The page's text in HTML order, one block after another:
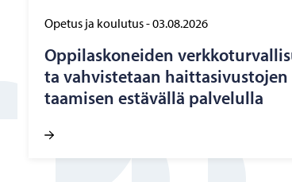
Opetus ja koulutus-03.08.2026
Op­pi­las­ko­nei­den
ta vah­vis­te­taan
taa­mi­sen es­tä­väl­lä pal­ve­lul­la